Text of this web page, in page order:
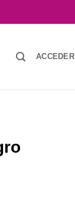
ACCEDER